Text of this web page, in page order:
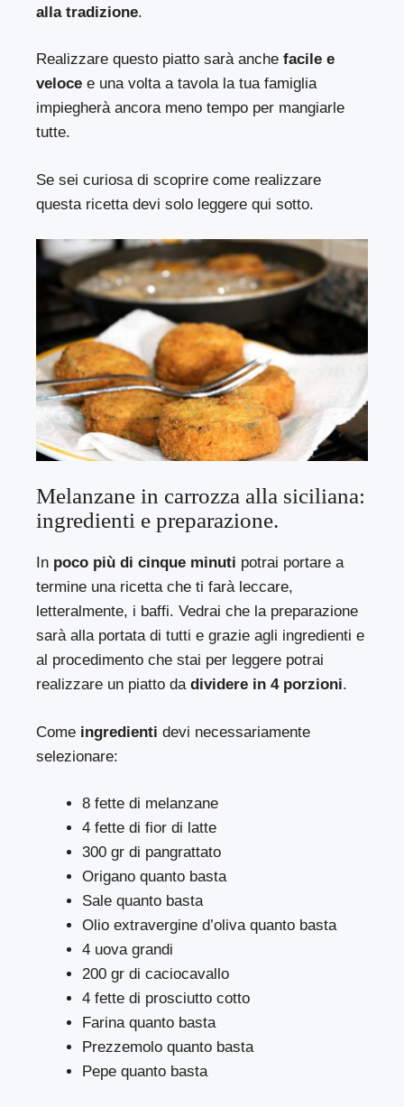
alla tradizione.
Realizzare questo piatto sarà anche facile e
veloce e una volta a tavola la tua famiglia
impiegherà ancora meno tempo per mangiarle
tutte.
Se sei curiosa di scoprire come realizzare
questa ricetta devi solo leggere qui sotto.
Melanzane in carrozza alla siciliana:
ingredienti e preparazione.
In poco più di cinque minuti potrai portare a
termine una ricetta che ti farà leccare,
letteralmente, i baffi. Vedrai che la preparazione
sarà alla portata di tutti e grazie agli ingredienti e
al procedimento che stai per leggere potrai
realizzare un piatto dadividere in 4 porzioni.
Come ingredienti devi necessariamente
selezionare:
8 fette di melanzane
4 fette di fior di latte
300 gr di pangrattato
Origano quanto basta
Sale quanto basta
Olio extravergine d’oliva quanto basta
4 uova grandi
200 gr di caciocavallo
4 fette di prosciutto cotto
Farina quanto basta
Prezzemolo quanto basta
Pepe quanto basta